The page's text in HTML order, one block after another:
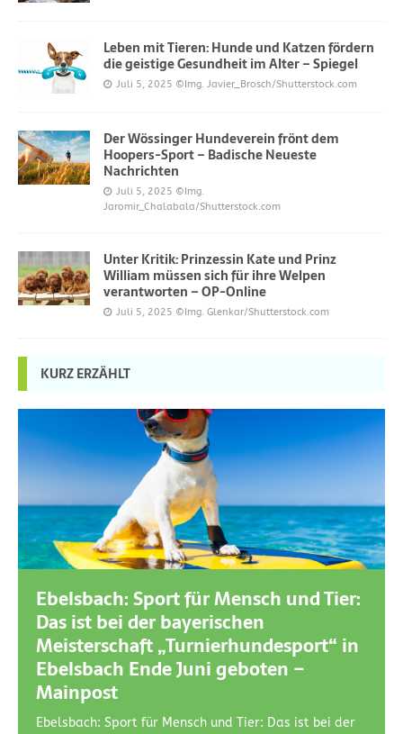
Leben mit Tieren: Hunde und Katzen fördern
die geistige Gesundheit im Alter – Spiegel
Juli 5, 2025 ©Img. Javier_Brosch/Shutterstock.com
Der Wössinger Hundeverein frönt dem
Hoopers-Sport – Badische Neueste
Nachrichten
Juli 5, 2025 ©Img.
Jaromir_Chalabala/Shutterstock.com
Unter Kritik: Prinzessin Kate und Prinz
William müssen sich für ihre Welpen
verantworten – OP-Online
Juli 5, 2025 ©Img. Glenkar/Shutterstock.com
KURZ ERZÄHLT
Ebelsbach: Sport für Mensch und Tier:
Das ist bei der bayerischen
Meisterschaft „Turnierhundesport“ in
Ebelsbach Ende Juni geboten –
Mainpost
Ebelsbach: Sport für Mensch und Tier: Das ist bei der